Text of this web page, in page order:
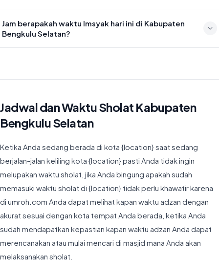
19:27
Jam berapakah waktu Imsyak hari ini di Kabupaten
Bengkulu Selatan?
Jadwal dan Waktu Sholat Kabupaten
Bengkulu Selatan
Ketika Anda sedang berada di kota {location} saat sedang
berjalan-jalan keliling kota {location} pasti Anda tidak ingin
melupakan waktu sholat, jika Anda bingung apakah sudah
memasuki waktu sholat di {location} tidak perlu khawatir karena
di umroh.com Anda dapat melihat kapan waktu adzan dengan
akurat sesuai dengan kota tempat Anda berada, ketika Anda
sudah mendapatkan kepastian kapan waktu adzan Anda dapat
merencanakan atau mulai mencari di masjid mana Anda akan
melaksanakan sholat.